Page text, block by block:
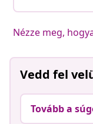
Nézze meg,
Vedd fel
Tovább a